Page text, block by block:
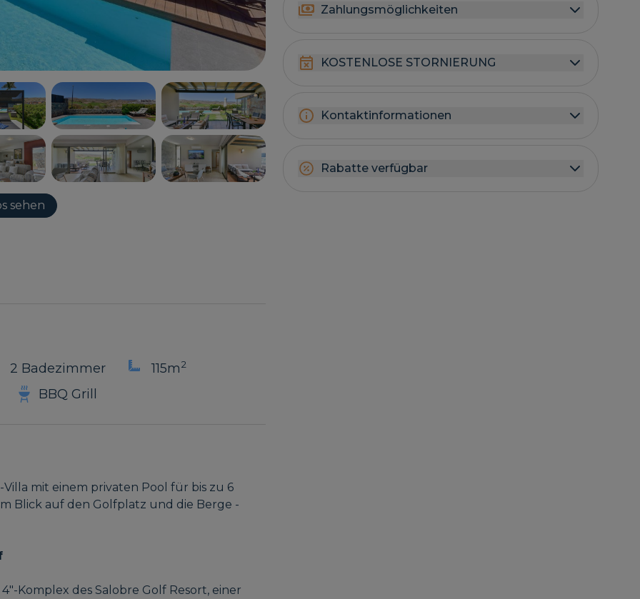
sehen
Zahlungsmöglichkeiten
KOSTENLOSE STORNIERUNG
Kontaktinformationen
Rabatte verfügbar
2 Badezimmer 115m2
BBQ Grill
mit einem privaten Pool für bis zu 6
Blick auf den Golfplatz und die Berge -
Komplex des Salobre Golf Resort, einer